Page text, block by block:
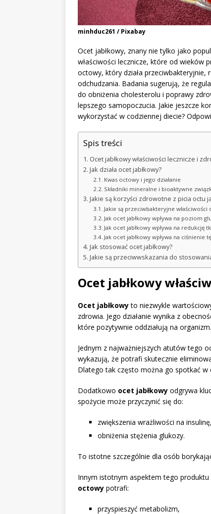
minhduc261 / Pixabay
Ocet jabłkowy, znany nie tylko jako
właściwości lecznicze, które od wieków
octowy, który działa
odchudzania. Badania sugerują, że
do obniżenia cholesterolu i poprawy
lepszego samopoczucia. Jakie jeszcze
wykorzystać w codziennej diecie?
Spis treści
Ocet jabłkowy właściwości lecznicze i
Jak działa ocet jabłkowy?
Kwas octowy i jego działanie
Składniki mineralne i bioaktywne
Jakie są korzyści zdrowotne z picia octu
Jakie są przeciwbakteryjne właściwości
Jak ocet jabłkowy wpływa na poziom
Jak ocet jabłkowy wpływa na redukcję
Jak ocet jabłkowy wpływa na ciśnienie
Jak stosować ocet jabłkowy?
Jakie są przeciwwskazania do
Ocet jabłkowy
Ocet jabłkowyto niezwykle
zdrowia. Jego działanie wynika z
które pozytywnie oddziałują na organizm.
Jednym z najważniejszych atutów tego
wykazują, że potrafi skutecznie
Dlatego tak często można go spotkać w
Dodatkowo ocet jabłkowy odgrywa
spożycie może przyczynić się do:
zwiększenia wrażliwości na insulinę,
obniżenia stężenia glukozy.
To istotne szczególnie dla osób
Innym istotnym aspektem tego produktu
octowy potrafi:
przyspieszyć metabolizm,